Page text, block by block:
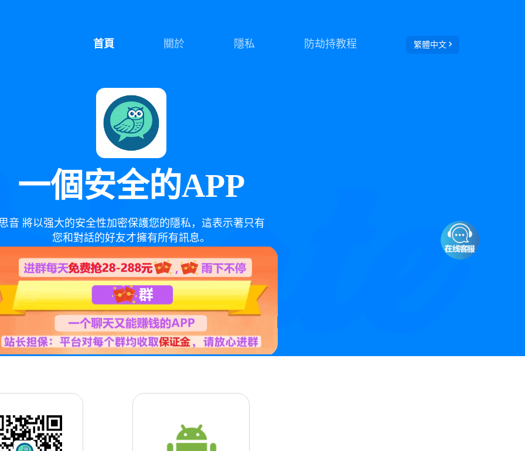
首頁 關於 隱私 防劫持教程 繁體中文
一個安全的APP
音 將以强大的安全性加密保護您的隱私，這表示著只有
您和對話的好友才擁有所有訊息。